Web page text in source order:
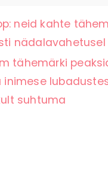
neid kahte
nädalavahetusel
tähemärki
inimese
suhtuma